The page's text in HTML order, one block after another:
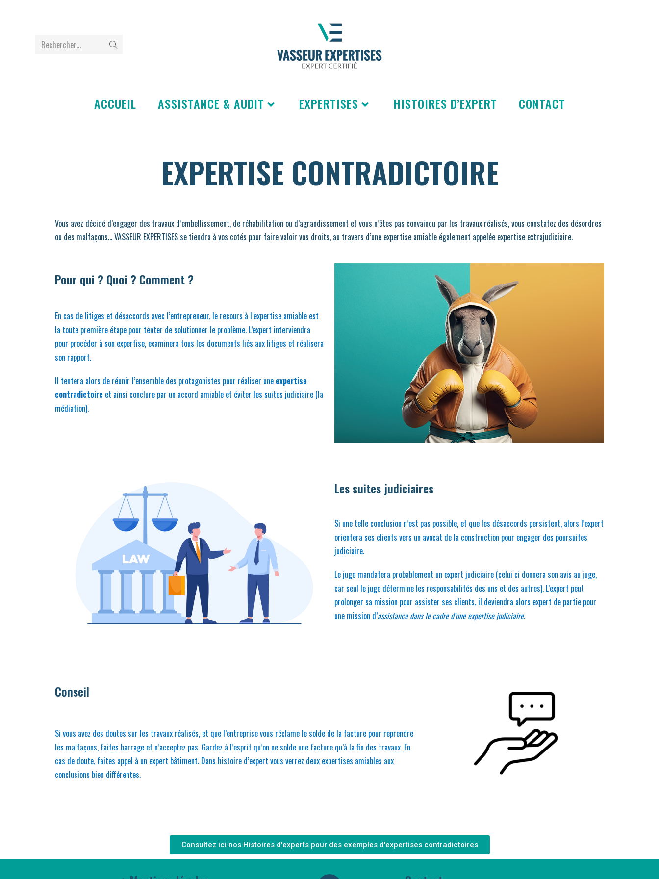
Rechercher…
ACCUEIL ASSISTANCE & AUDIT EXPERTISES HISTOIRES D’EXPERT CONTACT
EXPERTISE CONTRADICTOIRE
Vous avez décidé d’engager des travaux d’embellissement, de réhabilitation ou d’agrandissement et vous n’êtes pas convaincu par les travaux réalisés, vous constatez des désordres
ou des malfaçons… VASSEUR EXPERTISES se tiendra à vos cotés pour faire valoir vos droits, au travers d’une expertise amiable également appelée expertise extrajudiciaire.
Pour qui ? Quoi ? Comment ?
En cas de litiges et désaccords avec l’entrepreneur, le recours à l’expertise amiable est
la toute première étape pour tenter de solutionner le problème. L’expert interviendra
pour procéder à son expertise, examinera tous les documents liés aux litiges et réalisera
son rapport.
Il tentera alors de réunir l’ensemble des protagonistes pour réaliser une expertise
contradictoire et ainsi conclure par un accord amiable et éviter les suites judiciaire (la
médiation).
Les suites judiciaires
Si une telle conclusion n’est pas possible, et que les désaccords persistent, alors l’expert
orientera ses clients vers un avocat de la construction pour engager des poursuites
judiciaire.
Le juge mandatera probablement un expert judiciaire (celui ci donnera son avis au juge,
car seul le juge détermine les responsabilités des uns et des autres). L’expert peut
prolonger sa mission pour assister ses clients, il deviendra alors expert de partie pour
une mission d’assistance dans le cadre d’une expertise judiciaire.
Conseil
Si vous avez des doutes sur les travaux réalisés, et que l’entreprise vous réclame le solde de la facture pour reprendre
les malfaçons, faites barrage et n’acceptez pas. Gardez à l’esprit qu’on ne solde une facture qu’à la fin des travaux. En
cas de doute, faites appel à un expert bâtiment. Dans histoire d’expert vous verrez deux expertises amiables aux
conclusions bien différentes.
Consultez ici nos Histoires d'experts pour des exemples d'expertises contradictoires